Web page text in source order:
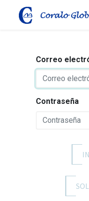
Correo
Contraseña